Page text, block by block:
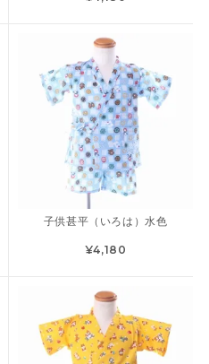
子供甚平（いろは）水色
¥4,180